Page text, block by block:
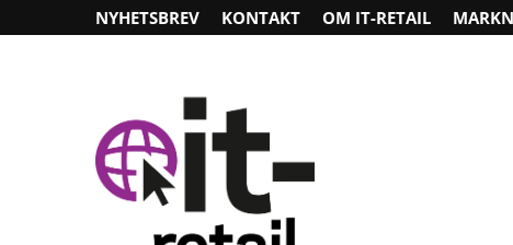
NYHETSBREV KONTAKT OM IT-RETAIL